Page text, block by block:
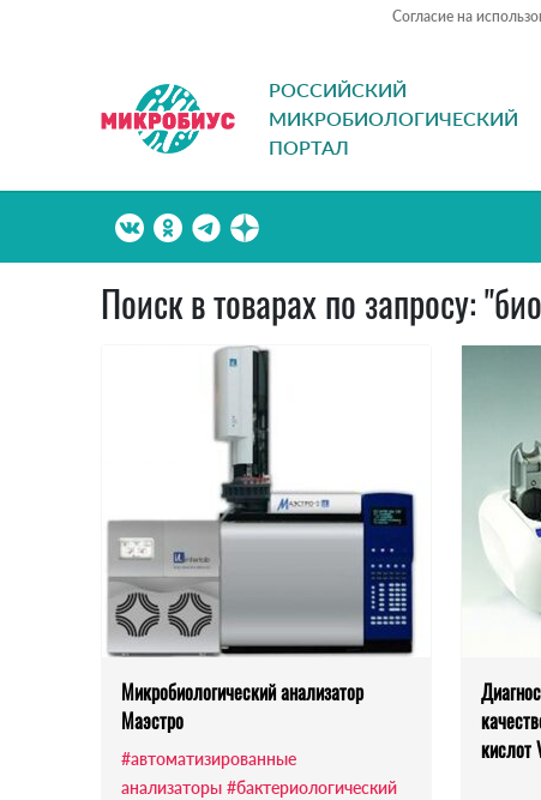
Согласие на
РОССИЙСКИЙ
МИКРОБИОЛОГИЧЕСКИЙ
ПОРТАЛ
Поиск в товарах по запросу:
Микробиологический анализатор
Маэстро
#автоматизированные
анализаторы #бактериологический
кислот